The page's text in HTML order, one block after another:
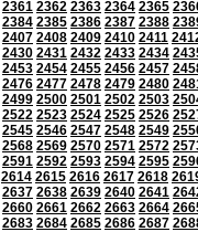
2361 2362 2363 2364 2365
2384 2385 2386 2387 2388
2407 2408 2409 2410 2411
2430 2431 2432 2433 2434
2453 2454 2455 2456 2457
2476 2477 2478 2479 2480
2499 2500 2501 2502 2503
2522 2523 2524 2525 2526
2545 2546 2547 2548 2549
2568 2569 2570 2571 2572
2591 2592 2593 2594 2595
2614 2615 2616 2617 2618
2637 2638 2639 2640 2641
2660 2661 2662 2663 2664
2683 2684 2685 2686 2687